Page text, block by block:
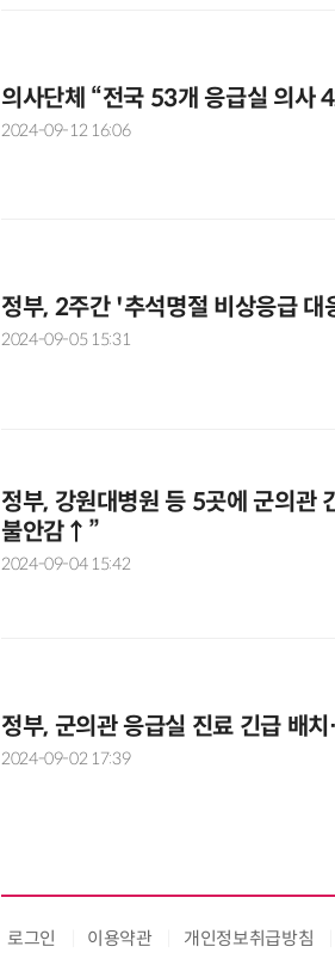
의사단체 “전국 53개 응급실 의사
2024-09-12 16:06
정부, 2주간 '추석명절 비상응급 대
2024-09-05 15:31
정부, 강원대병원 등 5곳에 군의관
불안감↑”
2024-09-04 15:42
정부, 군의관 응급실 진료 긴급 배
2024-09-02 17:39
로그인 이용약관 개인정보취급방침